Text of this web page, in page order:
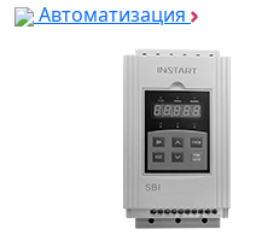
Автоматизация